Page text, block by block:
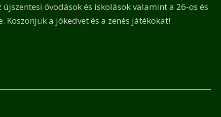
óvodások és iskolások valamint a 26-os és
a jókedvet és a zenés játékokat!